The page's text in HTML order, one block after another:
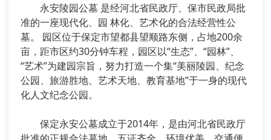
永安陵园公墓 是经河北省民政厅、保市民政局批
准的一座现代化、园 林化、艺术化的合法经营性公
墓。 园区位于保定市望都县望顺路东侧，占地200余
亩，距市区约30分钟车程，园区以“生态”、“园林”、
“艺术”为建园宗旨，努力打造一个集“美丽陵园、纪念
公园、旅游胜地、艺术天地、教育基地”于一身的现代
化人文纪念公园。
保定永安公墓成立于2014年，是由河北省民政厅